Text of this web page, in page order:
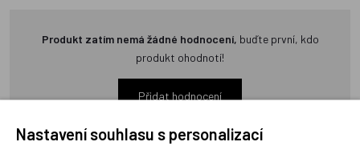
Produkt zatím nemá žádné hodnocení, buďte první, kdo
produkt ohodnotí!
Přidat hodnocení
Nastavení souhlasu s personalizací